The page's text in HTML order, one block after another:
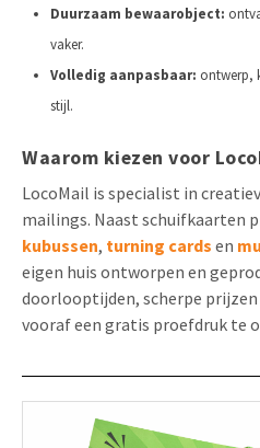
Duurzaam bewaarobject:
vaker.
Volledig aanpasbaar: ontwerp,
stijl.
Waarom kiezen voor
LocoMail is specialist in
mailings. Naast schuifkaarten
kubussen, turning cards en
eigen huis ontworpen en
doorlooptijden, scherpe
vooraf een gratis proefdruk te